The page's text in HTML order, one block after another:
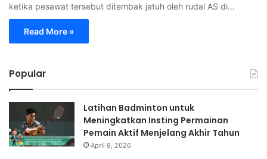
ketika pesawat tersebut ditembak jatuh oleh rudal AS di…
Read More »
Popular
Latihan Badminton untuk
Meningkatkan Insting Permainan
Pemain Aktif Menjelang Akhir Tahun
April 9, 2026